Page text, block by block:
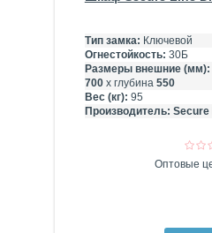
Тип замка: Ключевой
Огнестойкость: 30Б
Размеры внешние (мм):
700х глубина 550
Вес (кг): 95
Производитель: Secure
Оптовые